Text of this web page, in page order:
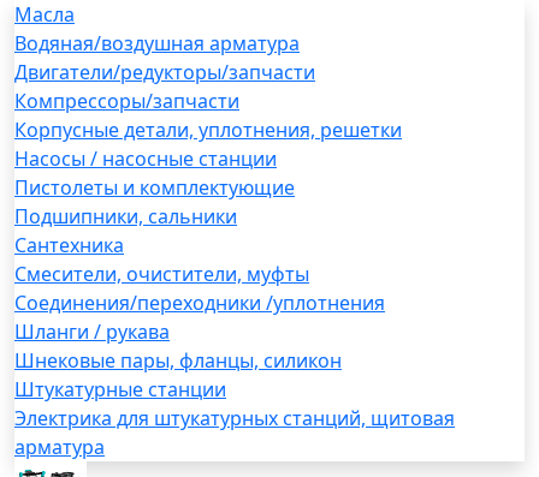
Масла
Водяная/воздушная арматура
Двигатели/редукторы/запчасти
Компрессоры/запчасти
Корпусные детали, уплотнения, решетки
Насосы / насосные станции
Пистолеты и комплектующие
Подшипники, сальники
Сантехника
Смесители, очистители, муфты
Соединения/переходники /уплотнения
Шланги / рукава
Шнековые пары, фланцы, силикон
Штукатурные станции
Электрика для штукатурных станций, щитовая
арматура